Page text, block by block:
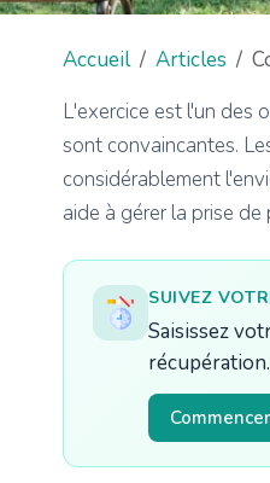
Accueil Articles
L'exercice est l'un des
sont convaincantes.
considérablement
aide à gérer la prise
SUIVEZ
Saisissez
récupération.